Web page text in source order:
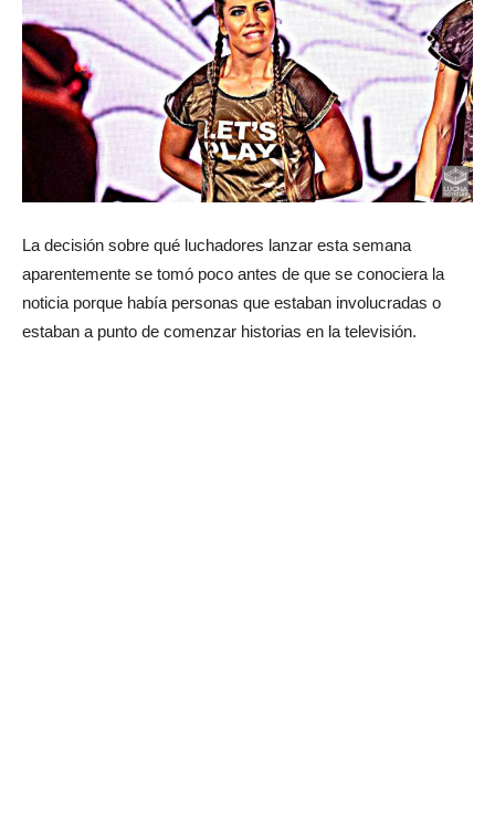
La decisión sobre qué luchadores lanzar esta semana
aparentemente se tomó poco antes de que se conociera la
noticia porque había personas que estaban involucradas o
estaban a punto de comenzar historias en la televisión.